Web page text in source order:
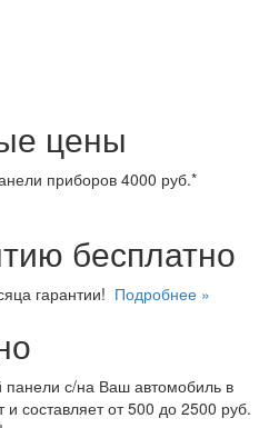
цены
приборов 4000 руб.*
бесплатно
гарантии! Подробнее »
панели с/на Ваш автомобиль в
составляет от 500 до 2500 руб.